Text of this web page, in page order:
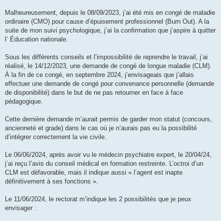
Malheureusement, depuis le 08/09/2023, j’ai été mis en congé de maladie
ordinaire (CMO) pour cause d’épuisement professionnel (Burn Out). A la
suite de mon suivi psychologique, j’ai la confirmation que j’aspire à quitter
l’ Éducation nationale.
Sous les différents conseils et l’impossibilité de reprendre le travail, j’ai
réalisé, le 14/12/2023, une demande de congé de longue maladie (CLM).
À la fin de ce congé, en septembre 2024, j’envisageais que j’allais
effectuer une demande de congé pour convenance personnelle (demande
de disponibilité) dans le but de ne pas retourner en face à face
pédagogique.
Cette dernière demande m’aurait permis de garder mon statut (concours,
ancienneté et grade) dans le cas où je n’aurais pas eu la possibilité
d’intégrer correctement la vie civile.
Le 06/06/2024, après avoir vu le médecin psychiatre expert, le 20/04/24,
j’ai reçu l’avis du conseil médical en formation restreinte. L’octroi d’un
CLM est défavorable, mais il indique aussi « l’agent est inapte
définitivement à ses fonctions ».
Le 11/06/2024, le rectorat m’indique les 2 possibilités que je peux
envisager :